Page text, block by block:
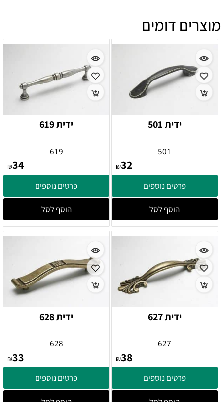
מוצרים דומים
ידית 501
501
₪32
פרטים נוספים
הוסף לסל
ידית 619
619
₪34
פרטים נוספים
הוסף לסל
ידית 627
627
₪38
פרטים נוספים
ידית 628
628
₪33
פרטים נוספים